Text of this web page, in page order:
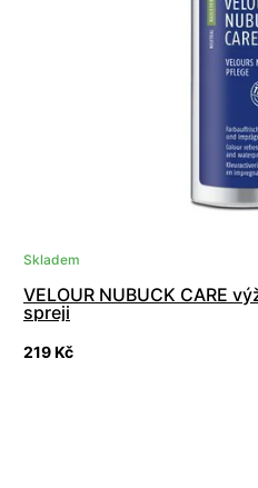
Skladem
VELOUR NUBUCK CARE
spreji
219 Kč